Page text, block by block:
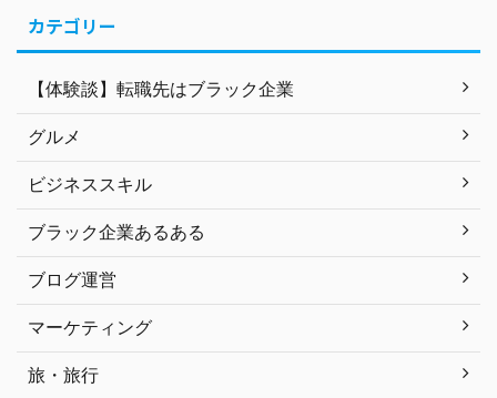
カテゴリー
【体験談】転職先はブラック企業
グルメ
ビジネススキル
ブラック企業あるある
ブログ運営
マーケティング
旅・旅行